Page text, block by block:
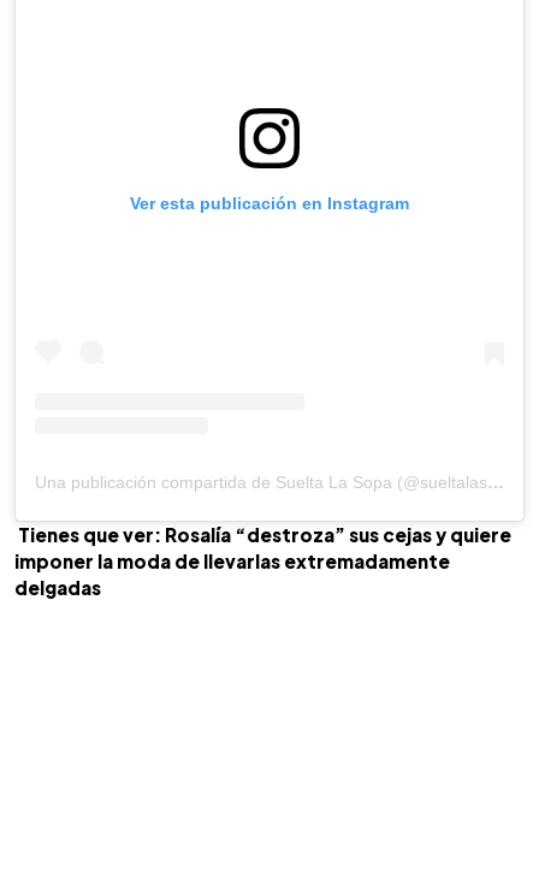
Ver esta publicación en Instagram
Una publicación compartida de Suelta La Sopa (@sueltalasopatv)
Tienes que ver: Rosalía “destroza” sus cejas y quiere
imponer la moda de llevarlas extremadamente
delgadas